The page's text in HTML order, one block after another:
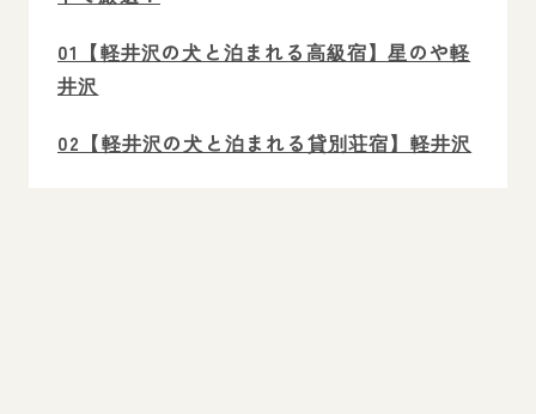
01【軽井沢の犬と泊まれる高級宿】星のや軽
井沢
02【軽井沢の犬と泊まれる貸別荘宿】軽井沢